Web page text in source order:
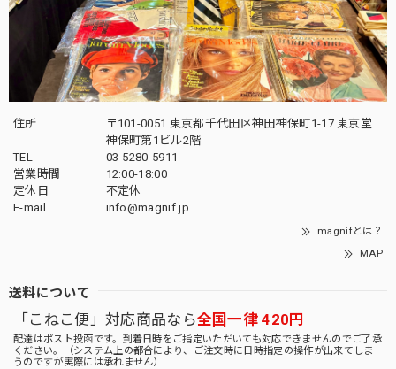
住所
〒101-0051 東京都千代田区神田神保町1-17 東京堂
神保町第1ビル2階
TEL
03-5280-5911
営業時間
12:00-18:00
定休日
不定休
E-mail
info@magnif.jp
magnifとは？
MAP
送料について
「こねこ便」対応商品なら全国一律 420円
配達はポスト投函です。到着日時をご指定いただいても対応できませんのでご了承
ください。（システム上の都合により、ご注文時に日時指定の操作が出来てしま
うのですが実際には承れません）